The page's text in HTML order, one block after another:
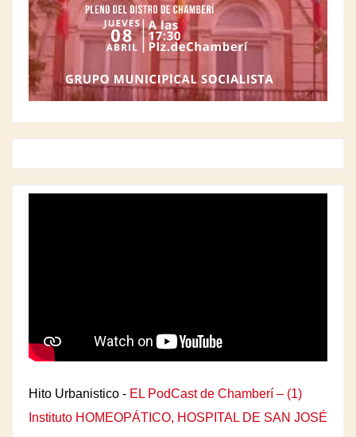
Hito Urbanistico - EL PodCast de Chamberí – (1)
Instituto HOMEOPÁTICO, HOSPITAL DE SAN JOSÉ